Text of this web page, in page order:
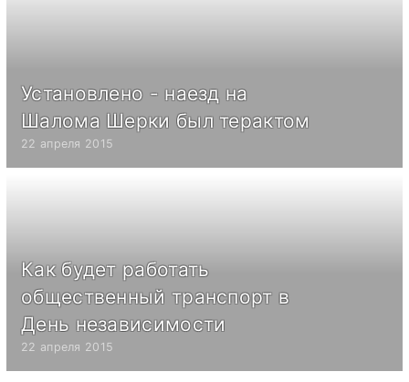
Установлено - наезд на
Шалома Шерки был терактом
22 апреля 2015
Как будет работать
общественный транспорт в
День независимости
22 апреля 2015